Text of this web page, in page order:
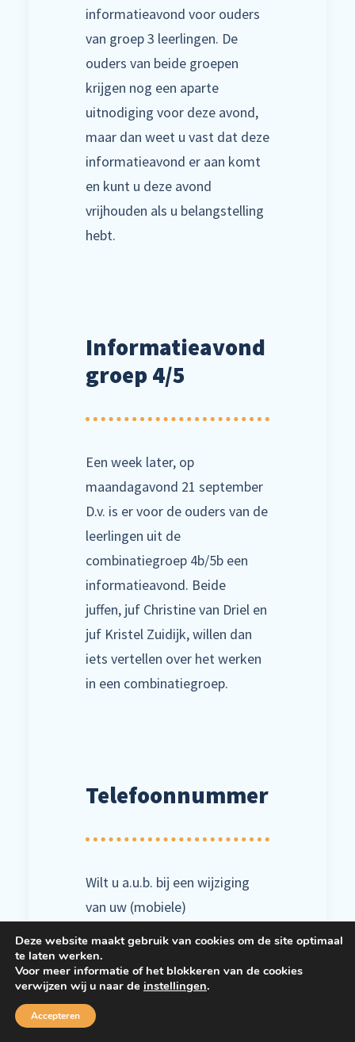
informatieavond voor ouders
van groep 3 leerlingen. De
ouders van beide groepen
krijgen nog een aparte
uitnodiging voor deze avond,
maar dan weet u vast dat deze
informatieavond er aan komt
en kunt u deze avond
vrijhouden als u belangstelling
hebt.
Informatieavond
groep 4/5
Een week later, op
maandagavond 21 september
D.v. is er voor de ouders van de
leerlingen uit de
combinatiegroep 4b/5b een
informatieavond. Beide
juffen, juf Christine van Driel en
juf Kristel Zuidijk, willen dan
iets vertellen over het werken
in een combinatiegroep.
Telefoonnummer
Wilt u a.u.b. bij een wijziging
van uw (mobiele)
doorgeven aan onze
administratie?! We houden
graag uw adresgegevens +
telefoonnummers up-to-date,
Deze website maakt gebruik van cookies om de site optimaal
te laten werken.
Voor meer informatie of het blokkeren van de cookies
verwijzen wij u naar de instellingen.
Accepteren